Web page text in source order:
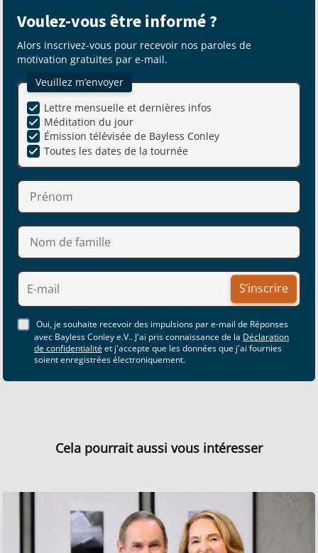
Voulez-vous être informé ?
Alors inscrivez-vous pour recevoir nos paroles de
motivation gratuites par e-mail.
Veuillez m’envoyer
Lettre mensuelle et dernières infos
Méditation du jour
Émission télévisée de Bayless Conley
Toutes les dates de la tournée
S’inscrire
Oui, je souhaite recevoir des impulsions par e-mail de Réponses
avec Bayless Conley e.V.. J'ai pris connaissance de la Déclaration
de confidentialitéet j'accepte que les données que j'ai fournies
soient enregistrées électroniquement.
Cela pourrait aussi vous intéresser